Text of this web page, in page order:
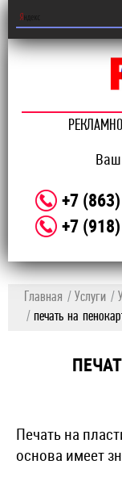
Ваш
+7
+7
Главная Услуги
печать на
Печать на
основа имеет